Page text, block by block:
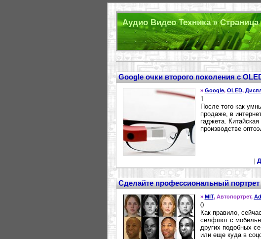
Аудио Видео Техника » Страница
Google очки второго поколения с
» Google, OLED,
1
После того как
продаже, в
гаджета.
производстве
Сделайте профессиональный
» MIT, Автопортрет,
0
Как правило,
селфшот с
других подобных
или еще куда в